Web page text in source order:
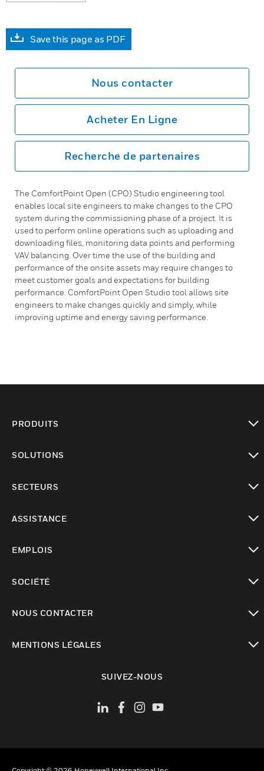
Save this page as PDF
Nous contacter
Acheter En Ligne
Recherche de partenaires
The ComfortPoint Open (CPO) Studio engineering tool
enables local site engineers to make changes to the CPO
system during the commissioning phase of a project. It is
used to perform online operations such as uploading and
downloading files, monitoring data points and performing
VAV balancing. Over time the use of the building and
performance of the onsite assets may require changes to
meet customer goals and expectations for building
performance. ComfortPoint Open Studio tool allows site
engineers to make changes quickly and simply, while
improving uptime and energy saving performance.
PRODUITS
SOLUTIONS
SECTEURS
ASSISTANCE
EMPLOIS
SOCIÉTÉ
NOUS CONTACTER
MENTIONS LÉGALES
SUIVEZ-NOUS